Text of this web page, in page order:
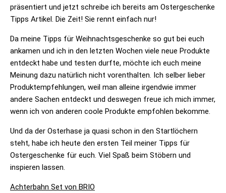
präsentiert und jetzt schreibe ich bereits am Ostergeschenke
Tipps Artikel. Die Zeit! Sie rennt einfach nur!
Da meine Tipps für Weihnachtsgeschenke so gut bei euch
ankamen und ich in den letzten Wochen viele neue Produkte
entdeckt habe und testen durfte, möchte ich euch meine
Meinung dazu natürlich nicht vorenthalten. Ich selber lieber
Produktempfehlungen, weil man alleine irgendwie immer
andere Sachen entdeckt und deswegen freue ich mich immer,
wenn ich von anderen coole Produkte empfohlen bekomme.
Und da der Osterhase ja quasi schon in den Startlöchern
steht, habe ich heute den ersten Teil meiner Tipps für
Ostergeschenke für euch. Viel Spaß beim Stöbern und
inspieren lassen.
Achterbahn Set von BRIO